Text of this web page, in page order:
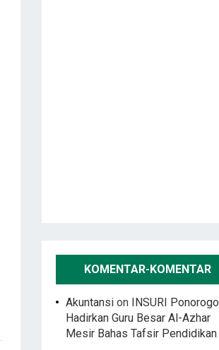
KOMENTAR-KOMENTAR
Akuntansi on INSURI Ponorogo
Hadirkan Guru Besar Al-Azhar
Mesir Bahas Tafsir Pendidikan